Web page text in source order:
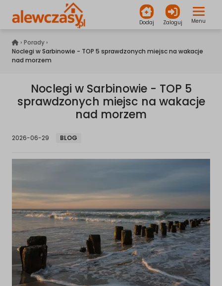
Dodaj Zaloguj Menu
alewczasy.pl
› Porady ›
Noclegi w Sarbinowie - TOP 5 sprawdzonych miejsc na wakacje
nad morzem
Noclegi w Sarbinowie - TOP 5
sprawdzonych miejsc na wakacje
nad morzem
2026-06-29 BLOG